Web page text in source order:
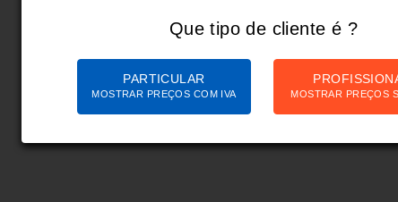
Que tipo de cliente é ?
PARTICULAR
MOSTRAR PREÇOS COM IVA MOSTRAR PREÇOS